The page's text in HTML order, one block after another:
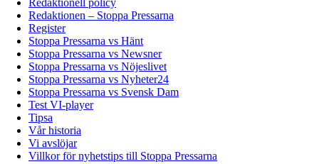
Redaktionell policy
Redaktionen – Stoppa Pressarna
Register
Stoppa Pressarna vs Hänt
Stoppa Pressarna vs Newsner
Stoppa Pressarna vs Nöjeslivet
Stoppa Pressarna vs Nyheter24
Stoppa Pressarna vs Svensk Dam
Test VI-player
Tipsa
Vår historia
Vi avslöjar
Villkor för nyhetstips till Stoppa Pressarna